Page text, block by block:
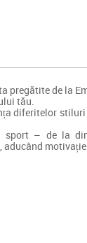
de la
tău.
diferitelor
– de la